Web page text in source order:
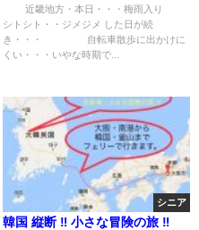
近畿地方・本日・・・梅雨入り
シトシト・・ジメジメ した日が続
き・・・ 自転車散歩に出かけに
くい・・・いやな時期で...
シニア
韓国 縦断 ‼︎ 小さな冒険の旅 ‼︎